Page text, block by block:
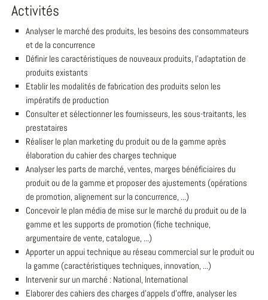
Activités
Analyser le marché des produits, les besoins des consommateurs
et de la concurrence
Définir les caractéristiques de nouveaux produits, l'adaptation de
produits existants
Etablir les modalités de fabrication des produits selon les
impératifs de production
Consulter et sélectionner les fournisseurs, les sous-traitants, les
prestataires
Réaliser le plan marketing du produit ou de la gamme après
élaboration du cahier des charges technique
Analyser les parts de marché, ventes, marges bénéficiaires du
produit ou de la gamme et proposer des ajustements (opérations
de promotion, alignement sur la concurrence, ...)
Concevoir le plan média de mise sur le marché du produit ou de la
gamme et les supports de promotion (fiche technique,
argumentaire de vente, catalogue, ...)
Apporter un appui technique au réseau commercial sur le produit ou
la gamme (caractéristiques techniques, innovation, ...)
Intervenir sur un marché : National, International
Elaborer des cahiers des charges d'appels d'offre, analyser les